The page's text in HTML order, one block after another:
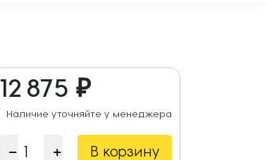
12 875 ₽
Наличие уточняйте у менеджера
В корзину